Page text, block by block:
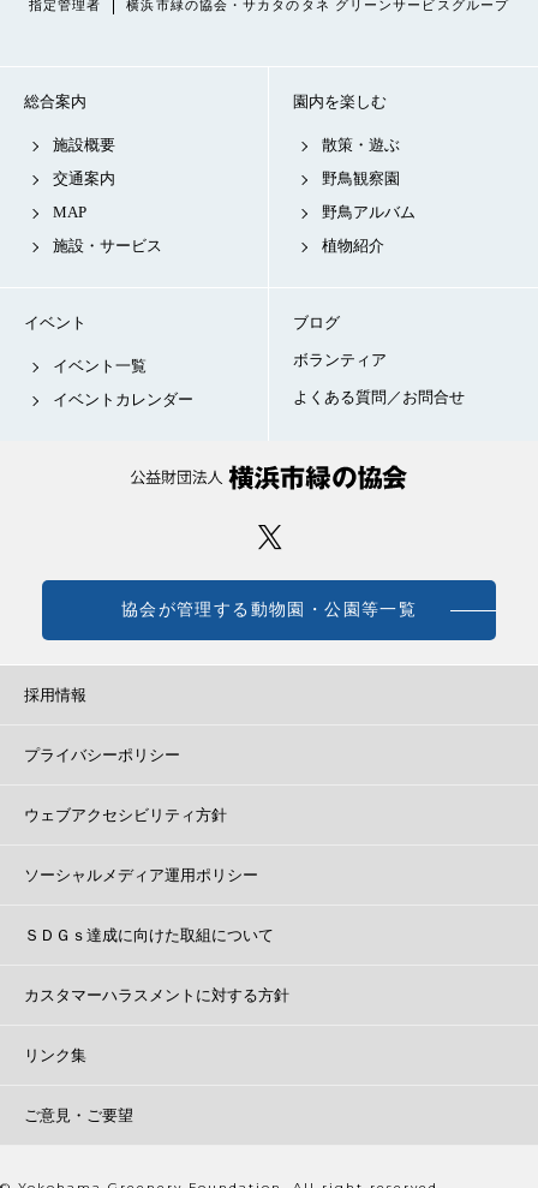
指定管理者 横浜市緑の協会・サカタのタネ グリーンサービスグループ
総合案内
施設概要
交通案内
MAP
施設・サービス
園内を楽しむ
散策・遊ぶ
野鳥観察園
野鳥アルバム
植物紹介
イベント
イベント一覧
イベントカレンダー
ブログ
ボランティア
よくある質問／お問合せ
協会が管理する動物園・公園等一覧
採用情報
プライバシーポリシー
ウェブアクセシビリティ方針
ソーシャルメディア運用ポリシー
ＳＤＧｓ達成に向けた取組について
カスタマーハラスメントに対する方針
リンク集
ご意見・ご要望